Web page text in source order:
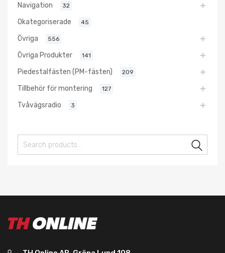
Navigation 32
Okategoriserade 45
Övriga 556
Övriga Produkter 141
Piedestalfästen (PM-fästen) 209
Tillbehör för montering 127
Tvåvägsradio 3